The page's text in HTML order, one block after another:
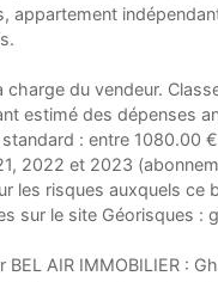
appartement
charge du vendeur.
estimé des dépenses
: entre 1080.00
2022 et 2023
les risques auxquels ce
sur le site Géorisques :
BEL AIR IMMOBILIER :